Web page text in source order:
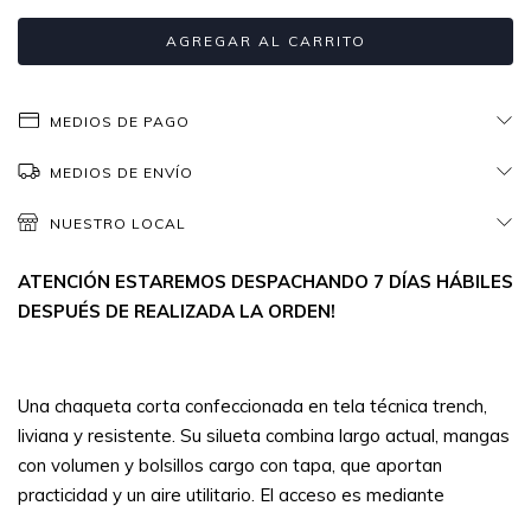
MEDIOS DE PAGO
MEDIOS DE ENVÍO
NUESTRO LOCAL
ATENCIÓN ESTAREMOS DESPACHANDO 7 DÍAS HÁBILES
DESPUÉS DE REALIZADA LA ORDEN!
Una chaqueta corta confeccionada en tela técnica trench,
liviana y resistente. Su silueta combina largo actual, mangas
con volumen y bolsillos cargo con tapa, que aportan
practicidad y un aire utilitario. El acceso es mediante